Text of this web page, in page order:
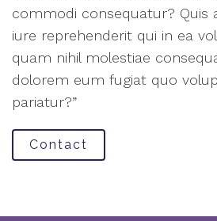
commodi consequatur? Quis
iure reprehenderit qui in ea
quam nihil molestiae
dolorem eum fugiat quo
pariatur?”
Contact